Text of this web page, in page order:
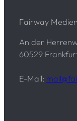
Fairway
An der
60529
E-Mail: